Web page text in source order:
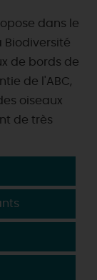
dans le
Biodiversité
de bords de
de l'ABC,
oiseaux
de très